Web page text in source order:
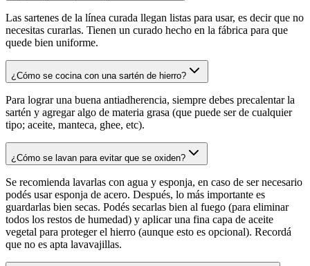
Las sartenes de la línea curada llegan listas para usar, es decir que no
necesitas curarlas. Tienen un curado hecho en la fábrica para que
quede bien uniforme.
¿Cómo se cocina con una sartén de hierro?
Para lograr una buena antiadherencia, siempre debes precalentar la
sartén y agregar algo de materia grasa (que puede ser de cualquier
tipo; aceite, manteca, ghee, etc).
¿Cómo se lavan para evitar que se oxiden?
Se recomienda lavarlas con agua y esponja, en caso de ser necesario
podés usar esponja de acero. Después, lo más importante es
guardarlas bien secas. Podés secarlas bien al fuego (para eliminar
todos los restos de humedad) y aplicar una fina capa de aceite
vegetal para proteger el hierro (aunque esto es opcional). Recordá
que no es apta lavavajillas.